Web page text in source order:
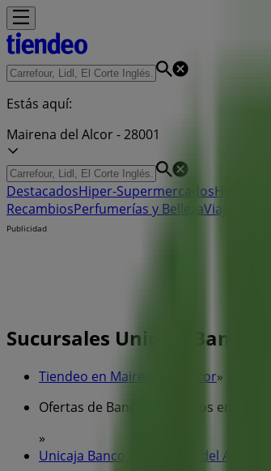
Estás aquí:
Mairena del Alcor - 28001
DestacadosHiper-SupermercadosHogar y
RecambiosPerfumerías y BellezaViajes
Publicidad
Sucursales Unicaja Banco
Tiendeo en Mairena del Alcor»
Ofertas de Bancos y Seguros en
»
Unicaja Banco en Mairena del Alcor